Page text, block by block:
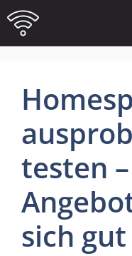
Zum
Inhalt
springen
testen
sich gut